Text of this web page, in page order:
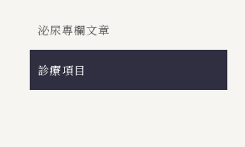
泌尿專欄文章
診療項目